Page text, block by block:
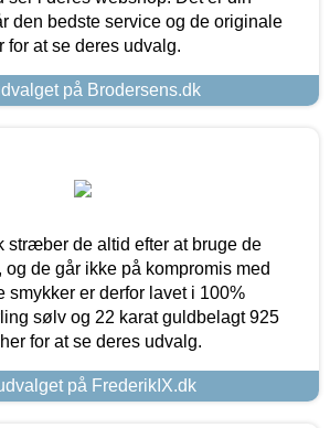
den bedste service og de originale
for at se deres udvalg.
på Brodersens.dk
stræber de altid efter at bruge de
og de går ikke på kompromis med
smykker er derfor lavet i 100%
sølv og 22 karat guldbelagt 925
for at se deres udvalg.
på FrederikIX.dk